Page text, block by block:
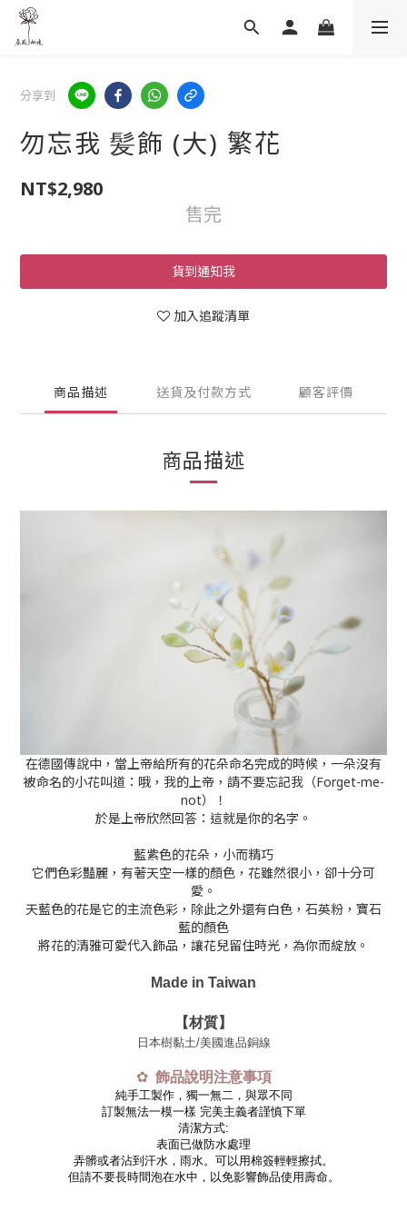
分享到
勿忘我 髪飾 (大) 繁花
NT$2,980
售完
貨到通知我
加入追蹤清單
商品描述 送貨及付款方式 顧客評價
商品描述
在德國傳說中，當上帝給所有的花朵命名完成的時候，一朵沒有
被命名的小花叫道：哦，我的上帝，請不要忘記我（Forget-me-
not）！
於是上帝欣然回答：這就是你的名字。
藍紫色的花朵，小而精巧
它們色彩豔麗，有著天空一樣的顏色，花雖然很小，卻十分可
愛。
天藍色的花是它的主流色彩，除此之外還有白色，石英粉，寶石
藍的顏色
將花的清雅可愛代入飾品，讓花兒留住時光，為你而綻放。
Made in Taiwan
【材質】
日本樹黏土/美國進品銅線
✿ 飾品說明注意事項
純手工製作，獨一無二，與眾不同
訂製無法一模一樣 完美主義者謹慎下單
清潔方式:
表面已做防水處理
弄髒或者沾到汗水，雨水。可以用棉簽輕輕擦拭。
但請不要長時間泡在水中，以免影響飾品使用壽命。